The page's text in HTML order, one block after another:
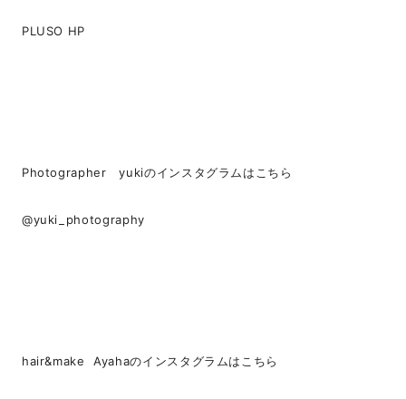
PLUSO HP
Photographer yukiのインスタグラムはこちら
@yuki_photography
hair&make Ayahaのインスタグラムはこちら